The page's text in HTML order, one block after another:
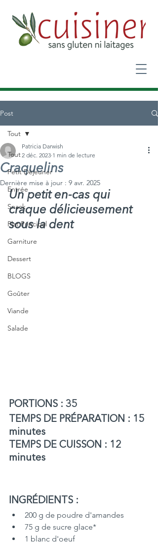
Post
Tout
Petit Déjeuner
Entrée
Snack
Plat Principal
Garniture
Dessert
BLOGS
Goûter
Viande
Salade
Tout
Craquelins
Patricia Darwish
2 déc. 2023 1 min de lecture
Dernière mise à jour : 9 avr. 2025
Un petit en-cas qui
craque délicieusement
sous la dent
PORTIONS : 35
TEMPS DE PRÉPARATION : 15
minutes
TEMPS DE CUISSON : 12
minutes
INGRÉDIENTS :
200 g de poudre d'amandes
75 g de sucre glace*
1 blanc d'oeuf